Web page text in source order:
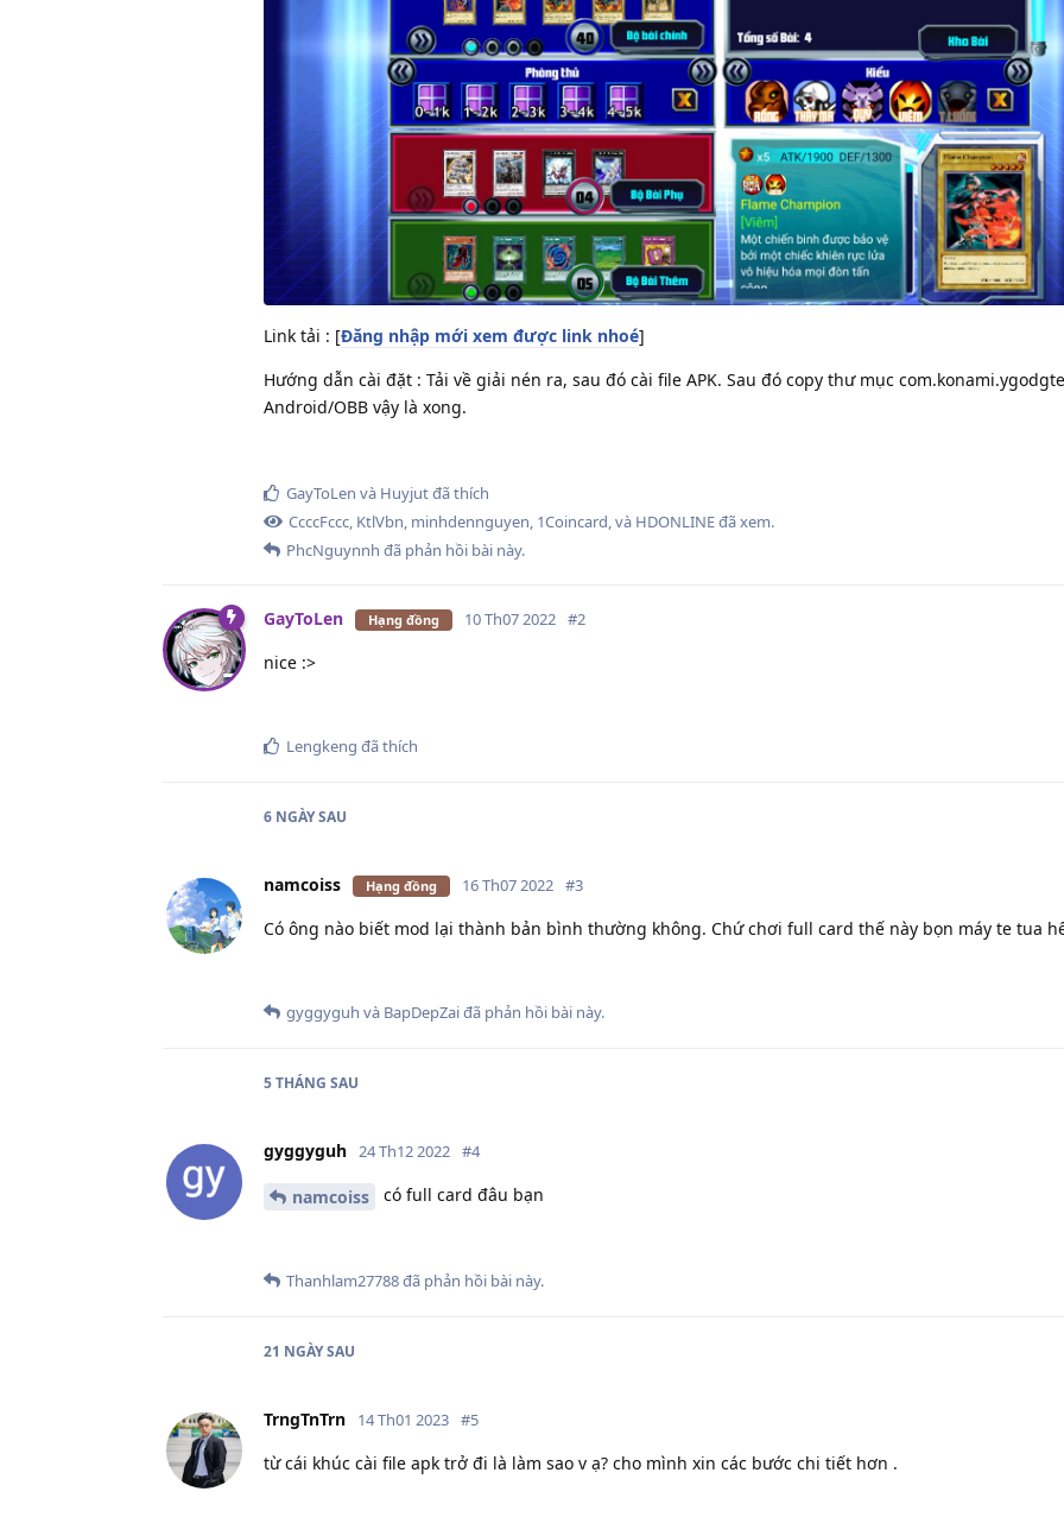
Link tải : [Đăng nhập mới xem được link nhoé]
Hướng dẫn cài đặt : Tải về giải nén ra, sau đó cài file APK. Sau đó copy thư mục
Android/OBB vậy là xong.
GayToLen và Huyjutđã thích
CcccFccc, KtlVbn, minhdennguyen, 1Coincard, và HDONLINEđã xem.
PhcNguynnh đã phản hồi bài này.
GayToLen Hạng đồng 10 Th07 2022 #2
nice :>
Lengkeng đã thích
6 NGÀYSAU
namcoiss Hạng đồng 16 Th07 2022 #3
Có ông nào biết mod lại thành bản bình thường không. Chứ chơi full card thế này bọn máy te tua
gyggyguh và BapDepZaiđã phản hồi bài này.
5 THÁNG SAU
gyggyguh 24 Th12 2022 #4
namcoiss có full card đâu bạn
Thanhlam27788đã phản hồi bài này.
21 NGÀYSAU
TrngTnTrn 14 Th01 2023 #5
từ cái khúc cài file apk trở đi là làm sao v ạ? cho mình xin các bước chi tiết hơn .